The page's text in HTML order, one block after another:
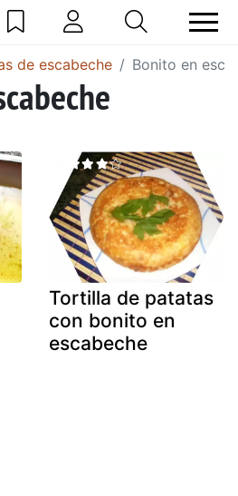
de escabeche Bonito en
Tortilla de patatas
con bonito en
escabeche